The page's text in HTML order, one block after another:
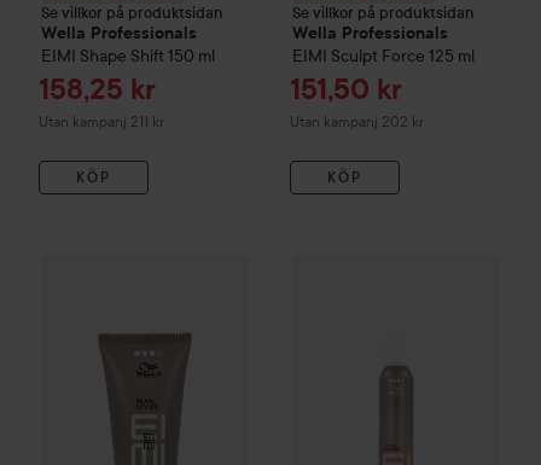
Se villkor på produktsidan
Wella Professionals
EIMI Shape Shift 150 ml
Reapris
158,25 kr
Utan kampanj 211 kr
KÖP
Se villkor på produktsidan
Wella Professionals
EIMI Sculpt Force 125 ml
Reapris
151,50 kr
Utan kampanj 202 kr
KÖP